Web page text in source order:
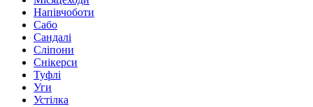
Напівчоботи
Сабо
Сандалі
Сліпони
Снікерси
Туфлі
Уги
Устілка